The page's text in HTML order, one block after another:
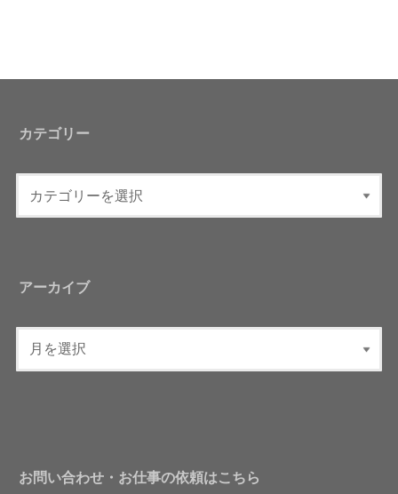
カテゴリー
アーカイブ
お問い合わせ・お仕事の依頼はこちら